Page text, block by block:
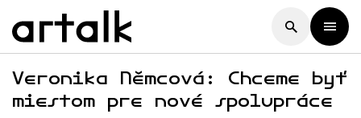
Veronika Němcová: Chceme byť
miestom pre nové spolupráce